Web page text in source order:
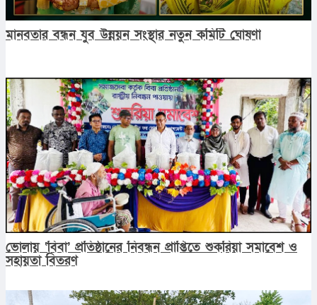
মানবতার বন্ধন যুব উন্নয়ন সংস্থার নতুন কমিটি ঘোষণা
ভোলায় ‘বিবা’ প্রতিষ্ঠানের নিবন্ধন প্রাপ্তিতে শুকরিয়া সমাবেশ ও
সহায়তা বিতরণ